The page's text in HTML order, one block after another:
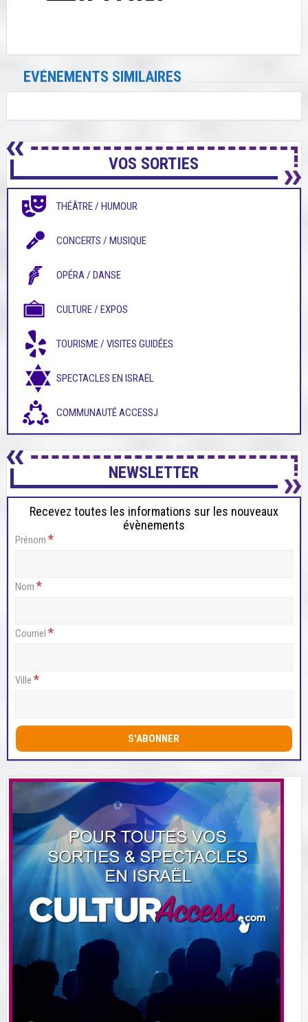
EVÉNEMENTS SIMILAIRES
VOS SORTIES
THÉÂTRE / HUMOUR
CONCERTS / MUSIQUE
OPÉRA / DANSE
CULTURE / EXPOS
TOURISME / VISITES GUIDÉES
SPECTACLES EN ISRAËL
COMMUNAUTÉ ACCESSJ
NEWSLETTER
Recevez toutes les informations sur les nouveaux
évènements
Prénom *
Nom *
Courriel *
Ville *